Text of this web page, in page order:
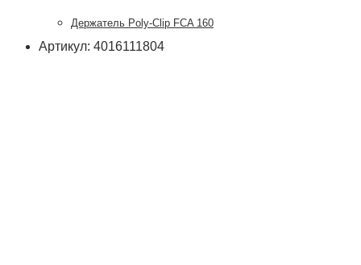
Держатель Poly-Clip FCA 160
Артикул: 4016111804